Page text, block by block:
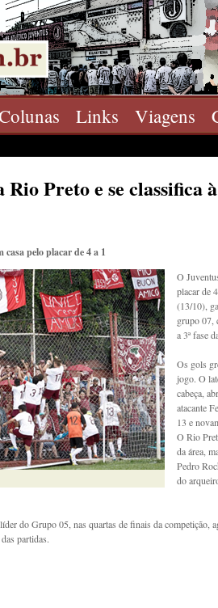
Links Viagens
Preto e se classifica
pelo placar de 4 a 1
O
placar de
(13/10),
grupo 07,
a 3ª fase
Os gols
jogo. O
cabeça,
atacante
13 e
O Rio
da área,
Pedro
do
do Grupo 05, nas quartas de finais da competição,
partidas.